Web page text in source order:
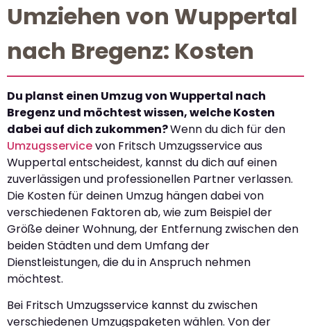
Umziehen von Wuppertal
nach Bregenz: Kosten
Du planst einen Umzug von Wuppertal nach
Bregenz und möchtest wissen, welche Kosten
dabei auf dich zukommen?Wenn du dich für den
Umzugsservicevon Fritsch Umzugsservice aus
Wuppertal entscheidest, kannst du dich auf einen
zuverlässigen und professionellen Partner verlassen.
Die Kosten für deinen Umzug hängen dabei von
verschiedenen Faktoren ab, wie zum Beispiel der
Größe deiner Wohnung, der Entfernung zwischen den
beiden Städten und dem Umfang der
Dienstleistungen, die du in Anspruch nehmen
möchtest.
Bei Fritsch Umzugsservice kannst du zwischen
verschiedenen Umzugspaketen wählen. Von der